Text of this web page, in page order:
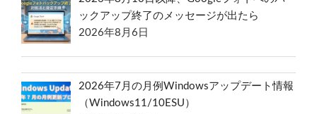
ックアップ終了のメッセージが出たら
2026年8月6日
2026年7月の月例Windowsアップデート情報
（Windows11/10ESU）